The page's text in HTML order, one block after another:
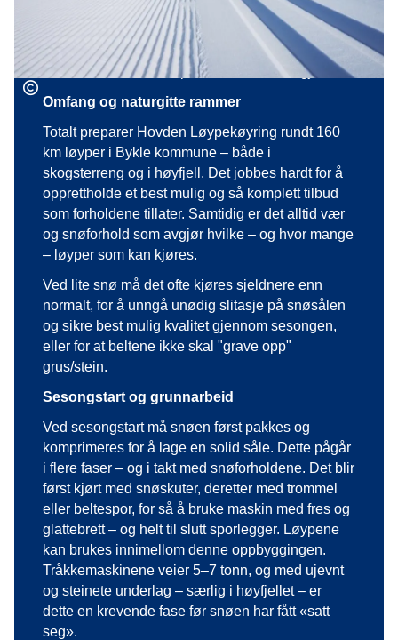
kjøres og når det bør skje. Det viser at løypene
betyr mye for folk, og det er positivt - også med
konstruktive tilbakemeldinger. Samtidig ønsker vi
her å dele litt kunnskap om arbeidet som gjøres.
Omfang og naturgitte rammer
Totalt preparer Hovden Løypekøyring rundt 160
km løyper i Bykle kommune – både i
skogsterreng og i høyfjell. Det jobbes hardt for å
opprettholde et best mulig og så komplett tilbud
som forholdene tillater. Samtidig er det alltid vær
og snøforhold som avgjør hvilke – og hvor mange
– løyper som kan kjøres.
Ved lite snø må det ofte kjøres sjeldnere enn
normalt, for å unngå unødig slitasje på snøsålen
og sikre best mulig kvalitet gjennom sesongen,
eller for at beltene ikke skal "grave opp"
grus/stein.
Sesongstart og grunnarbeid
Ved sesongstart må snøen først pakkes og
komprimeres for å lage en solid såle. Dette pågår
i flere faser – og i takt med snøforholdene. Det blir
først kjørt med snøskuter, deretter med trommel
eller beltespor, for så å bruke maskin med fres og
glattebrett – og helt til slutt sporlegger. Løypene
kan brukes innimellom denne oppbyggingen.
Tråkkemaskinene veier 5–7 tonn, og med ujevnt
og steinete underlag – særlig i høyfjellet – er
dette en krevende fase før snøen har fått «satt
seg».